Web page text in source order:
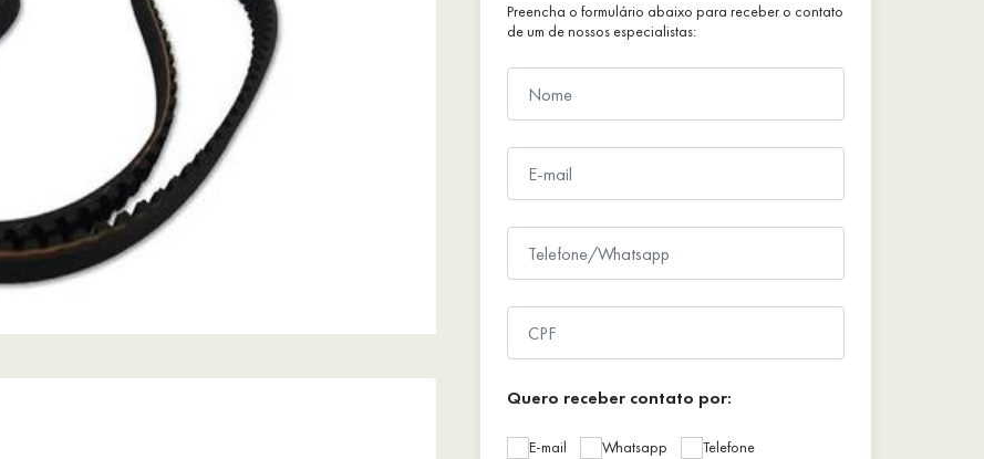
Preencha o formulário abaixo para receber o contato
de um de nossos especialistas:
Quero receber contato por:
E-mail Whatsapp Telefone